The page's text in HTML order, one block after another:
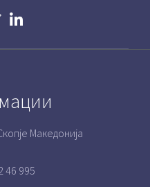
Македонија
46 995